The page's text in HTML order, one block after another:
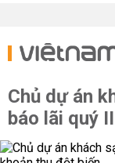
Chủ dự án
báo lãi quý